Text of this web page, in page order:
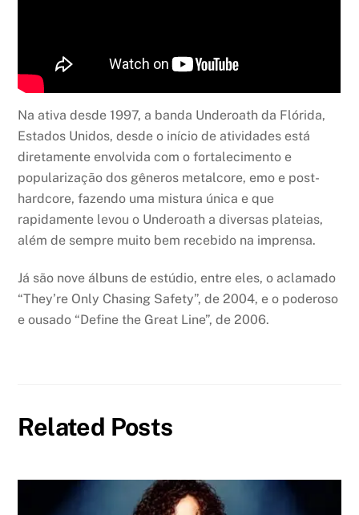
Na ativa desde 1997, a banda Underoath da Flórida,
Estados Unidos, desde o início de atividades está
diretamente envolvida com o fortalecimento e
popularização dos gêneros metalcore, emo e post-
hardcore, fazendo uma mistura única e que
rapidamente levou o Underoath a diversas plateias,
além de sempre muito bem recebido na imprensa.
Já são nove álbuns de estúdio, entre eles, o aclamado
“They’re Only Chasing Safety”, de 2004, e o poderoso
e ousado “Define the Great Line”, de 2006.
Related Posts